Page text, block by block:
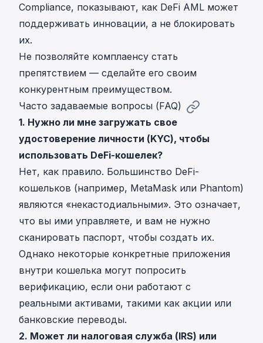
Compliance, показывают, как DeFi AML может
поддерживать инновации, а не блокировать
их.
Не позволяйте комплаенсу стать
препятствием — сделайте его своим
конкурентным преимуществом.
Часто задаваемые вопросы (FAQ)
1. Нужно ли мне загружать свое
удостоверение личности (KYC), чтобы
использовать DeFi-кошелек?
Нет, как правило. Большинство DeFi-
кошельков (например, MetaMask или Phantom)
являются «некастодиальными». Это означает,
что вы ими управляете, и вам не нужно
сканировать паспорт, чтобы создать их.
Однако некоторые конкретные приложения
внутри кошелька могут попросить
верификацию, если они работают с
реальными активами, такими как акции или
банковские переводы.
2. Может ли налоговая служба (IRS) или